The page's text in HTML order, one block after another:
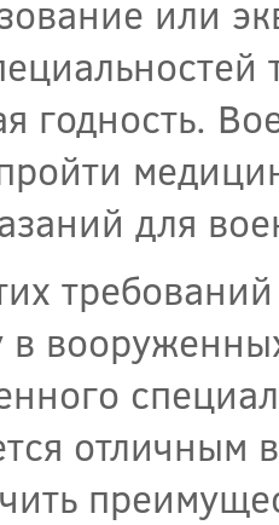
или
годность.
для
в
отличным